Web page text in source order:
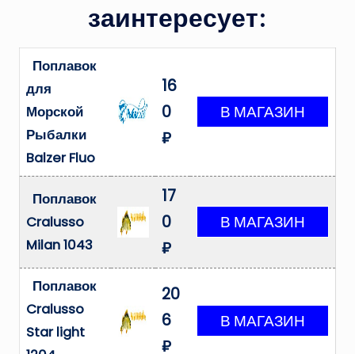
заинтересует:
Поплавок
для
Морской
Рыбалки
Balzer Fluo
16
0
₽
Поплавок
Cralusso
Milan 1043
17
0
₽
Поплавок
Cralusso
Star light
20
6
₽